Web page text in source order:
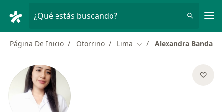
¿Qué estás buscando?
Página De Inicio Otorrino Lima Cambiar de ciudad
Alexandra Banda